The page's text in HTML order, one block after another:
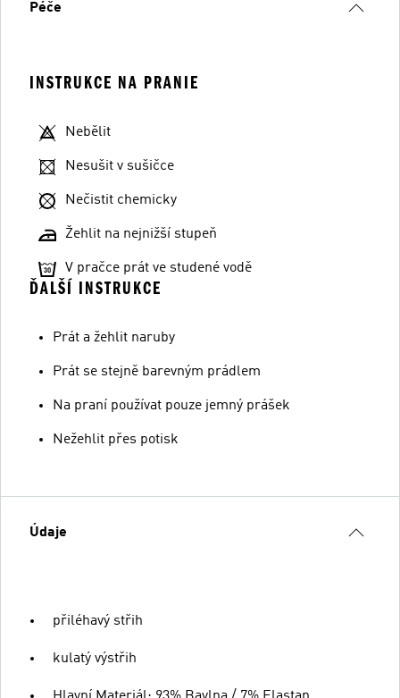
Péče
INSTRUKCE NA PRANIE
Nebělit
Nesušit v sušičce
Nečistit chemicky
Žehlit na nejnižší stupeň
V pračce prát ve studené vodě
ĎALŠÍ INSTRUKCE
Prát a žehlit naruby
Prát se stejně barevným prádlem
Na praní používat pouze jemný prášek
Nežehlit přes potisk
Údaje
přiléhavý střih
kulatý výstřih